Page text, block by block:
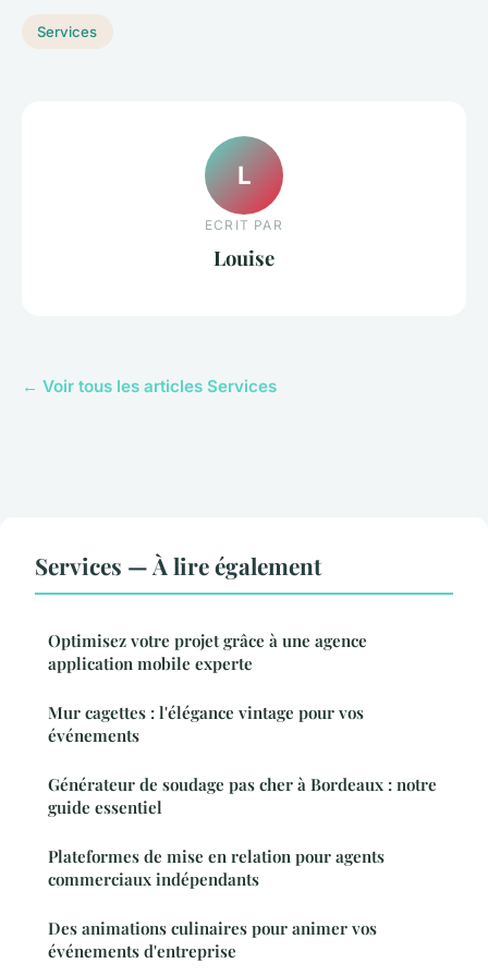
Services
L
ECRIT PAR
Louise
← Voir tous les articles Services
Services — À lire également
Optimisez votre projet grâce à une agence
application mobile experte
Mur cagettes : l'élégance vintage pour vos
événements
Générateur de soudage pas cher à Bordeaux : notre
guide essentiel
Plateformes de mise en relation pour agents
commerciaux indépendants
Des animations culinaires pour animer vos
événements d'entreprise